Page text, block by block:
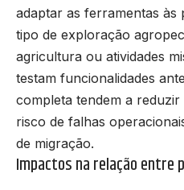
adaptar as ferramentas às
tipo de exploração
agricultura ou atividades
testam funcionalidades
completa tendem a
risco de falhas
de migração.
Impactos na relação entre